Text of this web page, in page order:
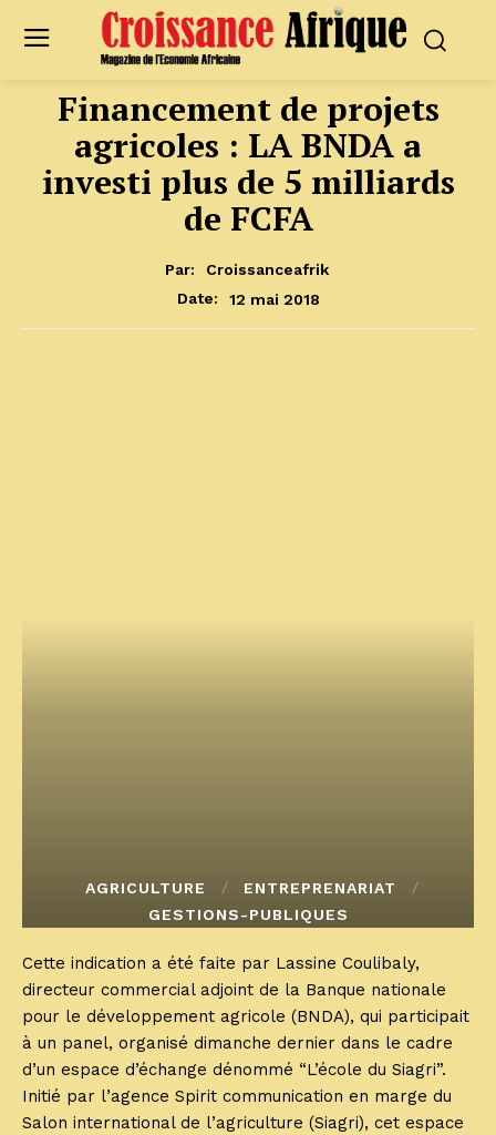
Financement de projets
agricoles : LA BNDA a
investi plus de 5 milliards
de FCFA
Par:
Croissanceafrik
Date:
12 mai 2018
AGRICULTURE
ENTREPRENARIAT
GESTIONS-PUBLIQUES
Cette indication a été faite par Lassine Coulibaly,
directeur commercial adjoint de la Banque nationale
pour le développement agricole (BNDA), qui participait
à un panel, organisé dimanche dernier dans le cadre
d’un espace d’échange dénommé “L’école du Siagri”.
Initié par l’agence Spirit communication en marge du
Salon international de l’agriculture (Siagri), cet espace